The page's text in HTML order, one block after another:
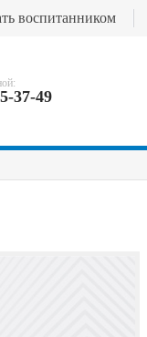
37-49
воспитанником